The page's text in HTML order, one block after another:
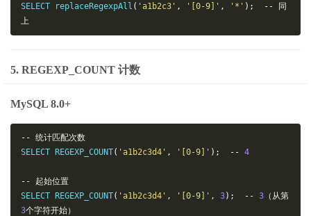
SELECT replaceRegexpAll ( 'a1b2c3' , '[0-9]' , '*' ); --
同
上
5. REGEXP_COUNT 计数
MySQL 8.0+
-- 统计匹配次数
SELECT REGEXP_COUNT( 'a1b2c3d4' , '[0-9]' ); -- 4
--
起始位置
SELECT REGEXP_COUNT( 'a1b2c3d4' , '[0-9]' , 3); -- 3 （从第
3个字符开始）